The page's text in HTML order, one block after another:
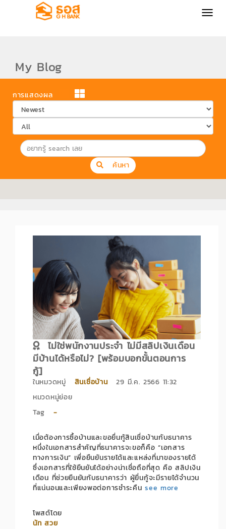
MENU
My Blog
การแสดงผล
ค้นหา
ไม่ใช่พนักงานประจำ ไม่มีสลิปเงินเดือน
มีบ้านได้หรือไม่? [พร้อมบอกขั้นตอนการ
กู้]
ในหมวดหมู่ สินเชื่อบ้าน29 มี.ค. 2566 11:32
หมวดหมู่ย่อย
Tag-
เมื่อต้องการซื้อบ้านและขอยื่นกู้สินเชื่อบ้านกับธนาคาร
หนึ่งในเอกสารสำคัญที่ธนาคารจะขอก็คือ “เอกสาร
ทางการเงิน” เพื่อยืนยันรายได้และแหล่งที่มาของรายได้
ซึ่งเอกสารที่ใช้ยืนยันได้อย่างน่าเชื่อถือที่สุด คือ สลิปเงิน
เดือน ที่ช่วยยืนยันกับธนาคารว่า ผู้ยื่นกู้จะมีรายได้จำนวน
ที่แน่นอนและเพียงพอต่อการชำระคืน see more
โพสต์โดย
นัท สวย